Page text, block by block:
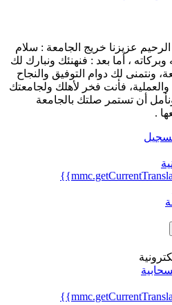
عزيزنا خريج الجامعة : سلام
، أما بعد : فنهنئك ونبارك لك
ونتمنى لك دوام التوفيق والنجاح
فأنت فخر لأهلك ولجامعتك
أن تستمر صلتك بالجامعة
.